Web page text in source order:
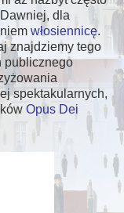
dla
włosiennicę.
znajdziemy tego
publicznego
spektakularnych,
Opus Dei